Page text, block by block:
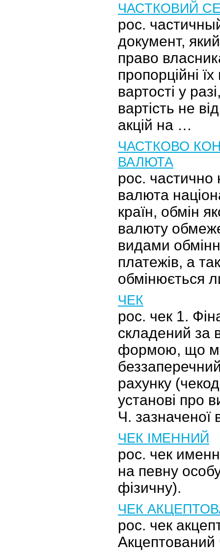
ЧАСТКОВИЙ
рос.
документ,
право
пропорційні
вартості у
вартість не
акцій на …
ЧАСТКОВО
ВАЛЮТА
рос. частично
валюта
країн, обмін
валюту
видами
платежів, а
обмінюється
ЧЕК
рос. чек 1.
складений за
формою, що
рахунку
установі про
Ч.
ЧЕК ІМЕННИЙ
рос. чек
на певну
фізичну).
ЧЕК
рос. чек
Акцептований